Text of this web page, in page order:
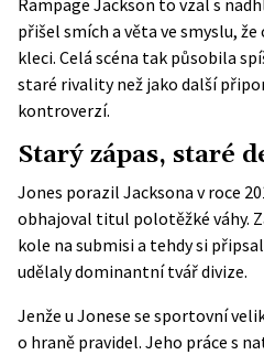
Rampage Jackson to vzal s
přišel smích a věta ve smyslu,
kleci. Celá scéna tak působila
staré rivality než jako další
kontroverzí.
Starý zápas, staré
Jones porazil Jacksona v roce
obhajoval titul polotěžké váhy.
kole na submisi a tehdy si
udělaly dominantní tvář divize.
Jenže u Jonese se sportovní
o hraně pravidel. Jeho práce s